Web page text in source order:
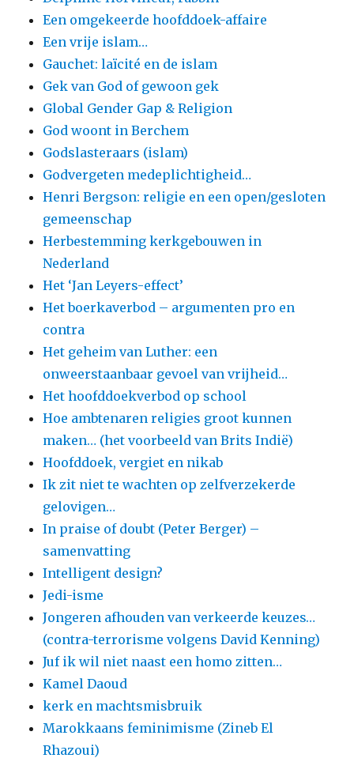
Een omgekeerde hoofddoek-affaire
Een vrije islam…
Gauchet: laïcité en de islam
Gek van God of gewoon gek
Global Gender Gap & Religion
God woont in Berchem
Godslasteraars (islam)
Godvergeten medeplichtigheid…
Henri Bergson: religie en een open/gesloten
gemeenschap
Herbestemming kerkgebouwen in
Nederland
Het ‘Jan Leyers-effect’
Het boerkaverbod – argumenten pro en
contra
Het geheim van Luther: een
onweerstaanbaar gevoel van vrijheid…
Het hoofddoekverbod op school
Hoe ambtenaren religies groot kunnen
maken… (het voorbeeld van Brits Indië)
Hoofddoek, vergiet en nikab
Ik zit niet te wachten op zelfverzekerde
gelovigen…
In praise of doubt (Peter Berger) –
samenvatting
Intelligent design?
Jedi-isme
Jongeren afhouden van verkeerde keuzes…
(contra-terrorisme volgens David Kenning)
Juf ik wil niet naast een homo zitten…
Kamel Daoud
kerk en machtsmisbruik
Marokkaans feminimisme (Zineb El
Rhazoui)